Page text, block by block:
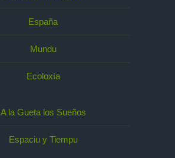
España
Mundu
Ecoloxía
A la Gueta los Sueños
Espaciu y Tiempu